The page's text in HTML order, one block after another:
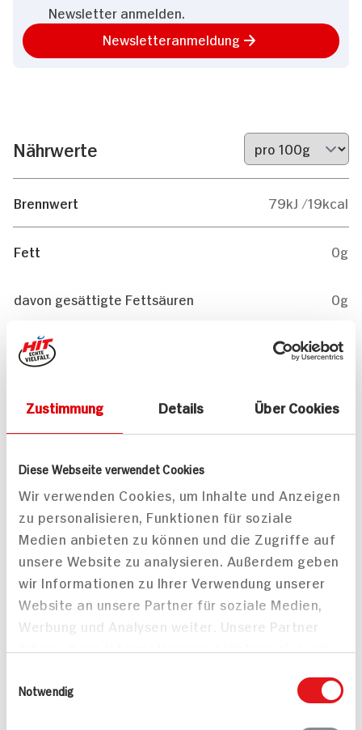
Zustimmung Details Über Cookies
Diese Webseite verwendet Cookies
Wir verwenden Cookies, um Inhalte und Anzeigen
zu personalisieren, Funktionen für soziale
Medien anbieten zu können und die Zugriffe auf
unsere Website zu analysieren. Außerdem geben
wir Informationen zu Ihrer Verwendung unserer
Website an unsere Partner für soziale Medien,
Werbung und Analysen weiter. Unsere Partner
bereitgestellt haben oder die sie im Rahmen
Notwendig
Newsletter anmelden.
Newsletteranmeldung
Nährwerte
Brennwert 79kJ /19kcal
Fett 0g
davon gesättigte Fettsäuren 0g
Kohlenhydrate 2g
Salz 0g
Mitteilungen aktivieren
Teilen